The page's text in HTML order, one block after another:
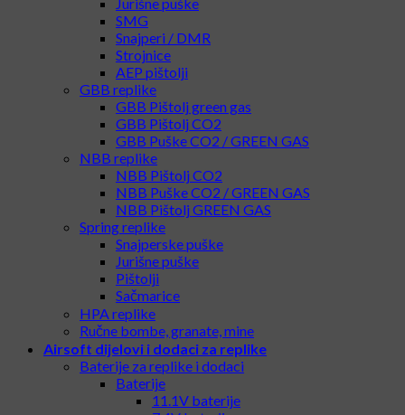
SMG
Snajperi / DMR
Strojnice
AEP pištolji
GBB replike
GBB Pištolj green gas
GBB Pištolj CO2
GBB Puške CO2 / GREEN GAS
NBB replike
NBB Pištolj CO2
NBB Puške CO2 / GREEN GAS
NBB Pištolj GREEN GAS
Spring replike
Snajperske puške
Jurišne puške
Pištolji
Sačmarice
HPA replike
Ručne bombe, granate, mine
Airsoft dijelovi i dodaci za replike
Baterije za replike i dodaci
Baterije
11.1V baterije